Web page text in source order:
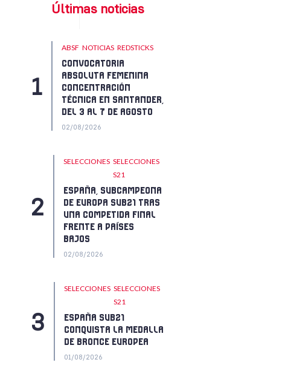
Últimas noticias
ABSF NOTICIAS REDSTICKS
CONVOCATORIA
ABSOLUTA FEMENINA
CONCENTRACIÓN
TÉCNICA EN SANTANDER,
DEL 3 AL 7 DE AGOSTO
02/08/2026
SELECCIONES SELECCIONES
S21
ESPAÑA, SUBCAMPEONA
DE EUROPA SUB21 TRAS
UNA COMPETIDA FINAL
FRENTE A PAÍSES
BAJOS
02/08/2026
SELECCIONES SELECCIONES
S21
ESPAÑA SUB21
CONQUISTA LA MEDALLA
DE BRONCE EUROPEA
01/08/2026